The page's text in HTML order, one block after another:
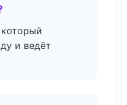
и ведёт